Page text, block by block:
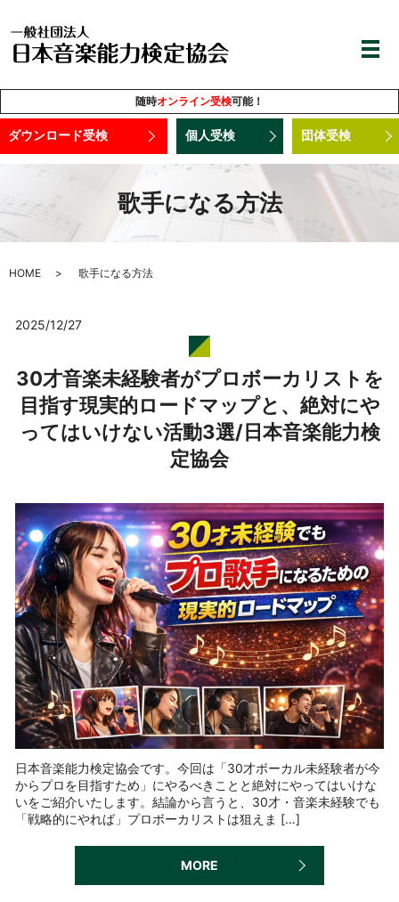
随時オンライン受検可能！
ダウンロード受検 個人受検 団体受検
歌手になる方法
HOME 歌手になる方法
2025/12/27
30才音楽未経験者がプロボーカリストを
目指す現実的ロードマップと、絶対にや
ってはいけない活動3選/日本音楽能力検
定協会
日本音楽能力検定協会です。今回は「30才ボーカル未経験者が今
からプロを目指すため」にやるべきことと絶対にやってはいけな
いをご紹介いたします。結論から言うと、30才・音楽未経験でも
「戦略的にやれば」プロボーカリストは狙えま […]
MORE